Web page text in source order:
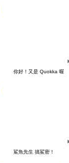
你好！又是 Quokka 喔
鯊魚先生 搞鯊密！